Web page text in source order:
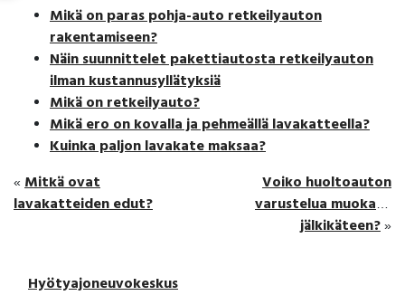
Mikä on paras pohja-auto retkeilyauton
rakentamiseen?
Näin suunnittelet pakettiautosta retkeilyauton
ilman kustannusyllätyksiä
Mikä on retkeilyauto?
Mikä ero on kovalla ja pehmeällä lavakatteella?
Kuinka paljon lavakate maksaa?
« Mitkä ovat
lavakatteiden edut?
Voiko huoltoauton
varustelua muokata
jälkikäteen? »
Hyötyajoneuvokeskus